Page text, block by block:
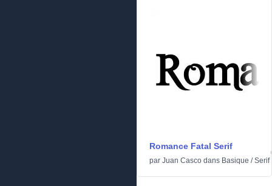
Romance Fatal Serif
par Juan Casco dans Basique /Serif